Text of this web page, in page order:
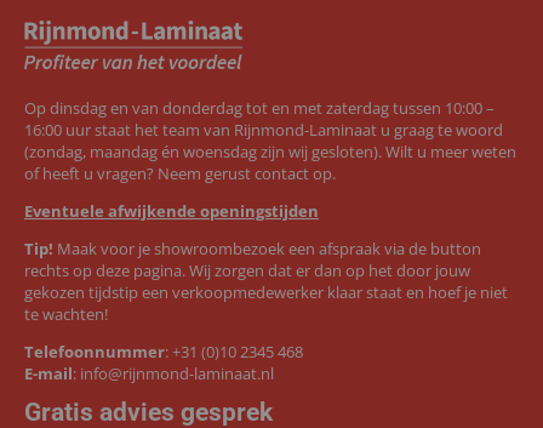
Op dinsdag en van donderdag tot en met zaterdag tussen 10:00 –
16:00 uur staat het team van Rijnmond-Laminaat u graag te woord
(zondag, maandag én woensdag zijn wij gesloten). Wilt u meer weten
of heeft u vragen? Neem gerust contact op.
Eventuele afwijkende openingstijden
Tip! Maak voor je showroombezoek een afspraak via de button
rechts op deze pagina. Wij zorgen dat er dan op het door jouw
gekozen tijdstip een verkoopmedewerker klaar staat en hoef je niet
te wachten!
Telefoonnummer:+31 (0)10 2345 468
E-mail: info@rijnmond-laminaat.nl
Gratis advies gesprek